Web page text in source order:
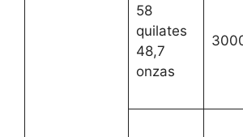
58
quilates
48,7
onzas